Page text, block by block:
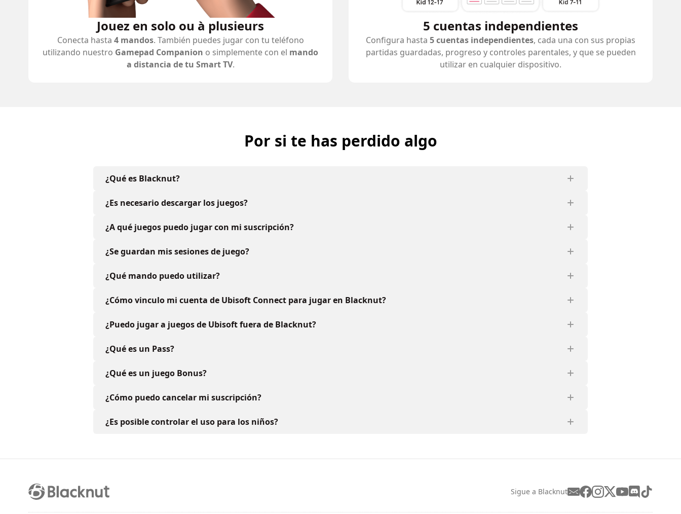
Jouez en solo ou à plusieurs
Conecta hasta 4 mandos. También puedes jugar con tu teléfono
utilizando nuestro Gamepad Companion o simplemente con el mando
a distancia de tu Smart TV.
5 cuentas independientes
Configura hasta 5 cuentas independientes, cada una con sus propias
partidas guardadas, progreso y controles parentales, y que se pueden
utilizar en cualquier dispositivo.
Por si te has perdido algo
¿Qué es Blacknut?
¿Es necesario descargar los juegos?
¿A qué juegos puedo jugar con mi suscripción?
¿Se guardan mis sesiones de juego?
¿Qué mando puedo utilizar?
¿Cómo vinculo mi cuenta de Ubisoft Connect para jugar en Blacknut?
¿Puedo jugar a juegos de Ubisoft fuera de Blacknut?
¿Qué es un Pass?
¿Qué es un juego Bonus?
¿Cómo puedo cancelar mi suscripción?
¿Es posible controlar el uso para los niños?
Sigue a Blacknut